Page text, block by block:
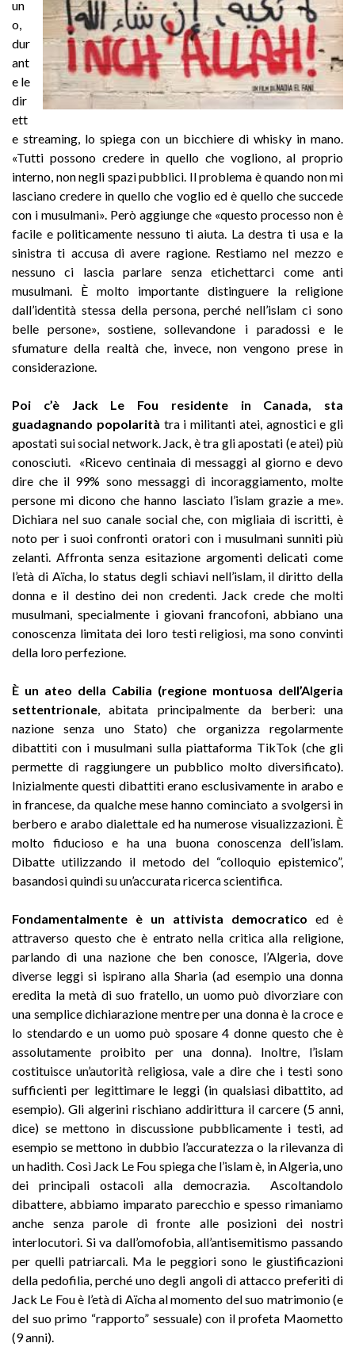
un
o,
dur
ant
e le
dir
ett
e streaming, lo spiega con un bicchiere di whisky in mano.
«Tutti possono credere in quello che vogliono, al proprio
interno, non negli spazi pubblici. Il problema è quando non mi
lasciano credere in quello che voglio ed è quello che succede
con i musulmani». Però aggiunge che «questo processo non è
facile e politicamente nessuno ti aiuta. La destra ti usa e la
sinistra ti accusa di avere ragione. Restiamo nel mezzo e
nessuno ci lascia parlare senza etichettarci come anti
musulmani. È molto importante distinguere la religione
dall’identità stessa della persona, perché nell’islam ci sono
belle persone», sostiene, sollevandone i paradossi e le
sfumature della realtà che, invece, non vengono prese in
considerazione.
Poi c’è Jack Le Fou residente in Canada, sta
guadagnando popolarità tra i militanti atei, agnostici e gli
apostati sui social network. Jack, è tra gli apostati (e atei) più
conosciuti. «Ricevo centinaia di messaggi al giorno e devo
dire che il 99% sono messaggi di incoraggiamento, molte
persone mi dicono che hanno lasciato l’islam grazie a me».
Dichiara nel suo canale social che, con migliaia di iscritti, è
noto per i suoi confronti oratori con i musulmani sunniti più
zelanti. Affronta senza esitazione argomenti delicati come
l’età di Aïcha, lo status degli schiavi nell’islam, il diritto della
donna e il destino dei non credenti. Jack crede che molti
musulmani, specialmente i giovani francofoni, abbiano una
conoscenza limitata dei loro testi religiosi, ma sono convinti
della loro perfezione.
È un ateo della Cabilia (regione montuosa dell’Algeria
settentrionale , abitata principalmente da berberi: una
nazione senza uno Stato) che organizza regolarmente
dibattiti con i musulmani sulla piattaforma TikTok (che gli
permette di raggiungere un pubblico molto diversificato).
Inizialmente questi dibattiti erano esclusivamente in arabo e
in francese, da qualche mese hanno cominciato a svolgersi in
berbero e arabo dialettale ed ha numerose visualizzazioni. È
molto fiducioso e ha una buona conoscenza dell’islam.
Dibatte utilizzando il metodo del “colloquio epistemico”,
basandosi quindi su un’accurata ricerca scientifica.
Fondamentalmente è un attivista democratico ed è
attraverso questo che è entrato nella critica alla religione,
parlando di una nazione che ben conosce, l’Algeria, dove
diverse leggi si ispirano alla Sharia (ad esempio una donna
eredita la metà di suo fratello, un uomo può divorziare con
una semplice dichiarazione mentre per una donna è la croce e
lo stendardo e un uomo può sposare 4 donne questo che è
assolutamente proibito per una donna). Inoltre, l’islam
costituisce un’autorità religiosa, vale a dire che i testi sono
sufficienti per legittimare le leggi (in qualsiasi dibattito, ad
esempio). Gli algerini rischiano addirittura il carcere (5 anni,
dice) se mettono in discussione pubblicamente i testi, ad
esempio se mettono in dubbio l’accuratezza o la rilevanza di
un hadith. Così Jack Le Fou spiega che l’islam è, in Algeria, uno
dei principali ostacoli alla democrazia. Ascoltandolo
dibattere, abbiamo imparato parecchio e spesso rimaniamo
anche senza parole di fronte alle posizioni dei nostri
interlocutori. Si va dall’omofobia, all’antisemitismo passando
per quelli patriarcali. Ma le peggiori sono le giustificazioni
della pedofilia, perché uno degli angoli di attacco preferiti di
Jack Le Fou è l’età di Aïcha al momento del suo matrimonio (e
del suo primo “rapporto” sessuale) con il profeta Maometto
(9 anni).